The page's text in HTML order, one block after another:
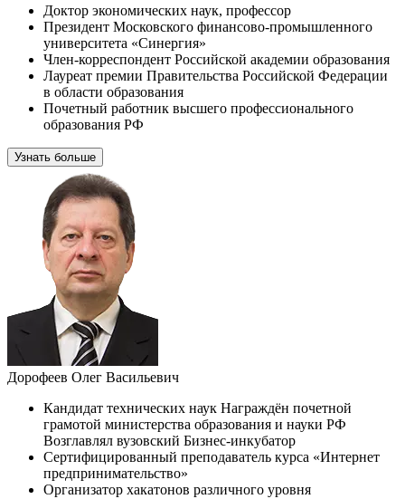
Доктор экономических наук, профессор
Президент Московского финансово-промышленного
университета «Синергия»
Член-корреспондент Российской академии образования
Лауреат премии Правительства Российской Федерации
в области образования
Почетный работник высшего профессионального
образования РФ
Узнать больше
Дорофеев Олег Васильевич
Кандидат технических наук Награждён почетной
грамотой министерства образования и науки РФ
Возглавлял вузовский Бизнес-инкубатор
Сертифицированный преподаватель курса «Интернет
предпринимательство»
Организатор хакатонов различного уровня